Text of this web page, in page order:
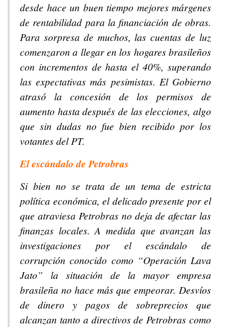
desde hace un buen tiempo mejores márgenes
de rentabilidad para la financiación de obras.
Para sorpresa de muchos, las cuentas de luz
comenzaron a llegar en los hogares brasileños
con incrementos de hasta el 40%, superando
las expectativas más pesimistas. El Gobierno
atrasó la concesión de los permisos de
aumento hasta después de las elecciones, algo
que sin dudas no fue bien recibido por los
votantes del PT.
El escándalo de Petrobras
Si bien no se trata de un tema de estricta
política económica, el delicado presente por el
que atraviesa Petrobras no deja de afectar las
finanzas locales. A medida que avanzan las
investigaciones por el escándalo de
corrupción conocido como “Operación Lava
Jato” la situación de la mayor empresa
brasileña no hace más que empeorar. Desvíos
de dinero y pagos de sobreprecios que
alcanzan tanto a directivos de Petrobras como